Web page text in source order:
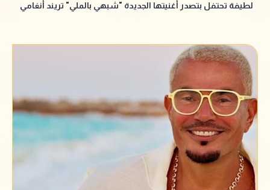
لطيفة تحتفل بتصدر أغنيتها الجديدة "شبهي بالملي" تريند أنغامي